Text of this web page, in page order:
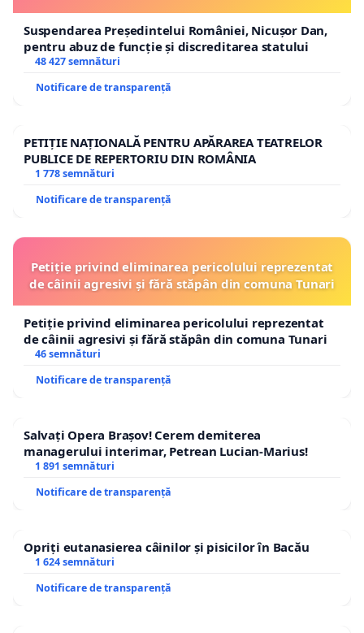
Suspendarea Președintelui României, Nicușor Dan,
pentru abuz de funcție și discreditarea statului
48 427 semnături
Notificare de transparență
PETIȚIE NAȚIONALĂ PENTRU APĂRAREA TEATRELOR
PUBLICE DE REPERTORIU DIN ROMÂNIA
1 778 semnături
Notificare de transparență
Petiție privind eliminarea pericolului reprezentat
de câinii agresivi și fără stăpân din comuna Tunari
Petiție privind eliminarea pericolului reprezentat
de câinii agresivi și fără stăpân din comuna Tunari
46 semnături
Notificare de transparență
Salvați Opera Brașov! Cerem demiterea
managerului interimar, Petrean Lucian-Marius!
1 891 semnături
Notificare de transparență
Opriți eutanasierea câinilor și pisicilor în Bacău
1 624 semnături
Notificare de transparență